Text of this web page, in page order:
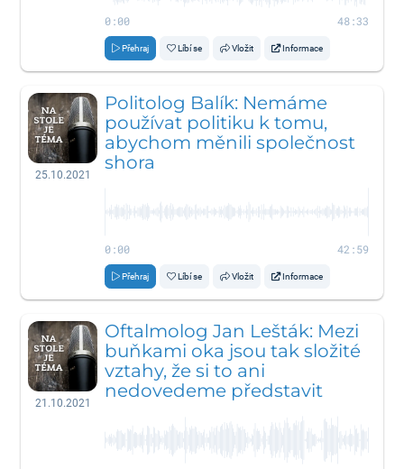
0:00 48:33
Přehraj Líbí se Vložit Informace
25.10.2021
Politolog Balík: Nemáme
používat politiku k tomu,
abychom měnili společnost
shora
0:00 42:59
Přehraj Líbí se Vložit Informace
21.10.2021
Oftalmolog Jan Lešták: Mezi
buňkami oka jsou tak složité
vztahy, že si to ani
nedovedeme představit